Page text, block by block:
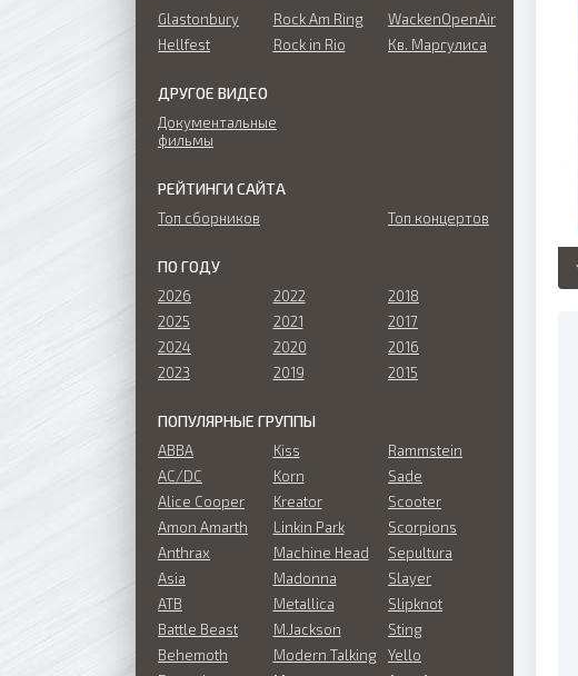
Glastonbury
Hellfest
Rock Am Ring
Rock in Rio
WackenOpenAir
Кв. Маргулиса
ДРУГОЕ ВИДЕО
Документальные
фильмы
РЕЙТИНГИ САЙТА
Топ сборников Топ концертов
ПО ГОДУ
2026
2025
2024
2023
2022
2021
2020
2019
2018
2017
2016
2015
ПОПУЛЯРНЫЕ ГРУППЫ
ABBA
AC/DC
Alice Cooper
Amon Amarth
Anthrax
Asia
ATB
Battle Beast
Behemoth
Kiss
Korn
Kreator
Linkin Park
Machine Head
Madonna
Metallica
M.Jackson
Modern Talking
Rammstein
Sade
Scooter
Scorpions
Sepultura
Slayer
Slipknot
Sting
Yello